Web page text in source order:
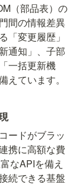
（部品表）の
間の情報差異
「変更履歴」
通知」、子部
一括更新機
ています。
ードがブラッ
携に高額な費
なAPIを備え
続できる基盤